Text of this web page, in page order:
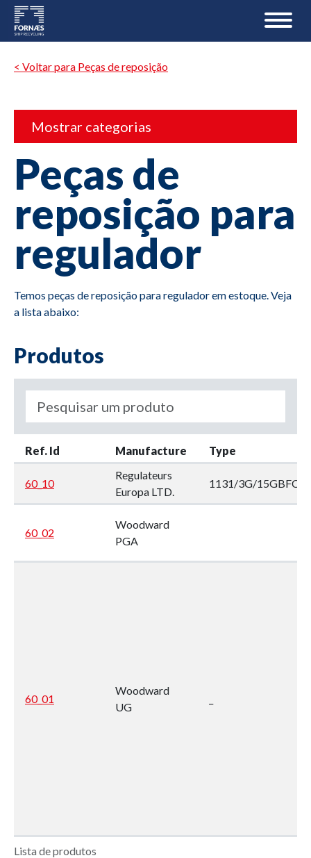
< Voltar para Peças de reposição
Mostrar categorias
Peças de
reposição para
regulador
Temos peças de reposição para regulador em estoque. Veja
a lista abaixo:
Produtos
Lista de produtos
Ref. Id Manufacture Type
60_10
Regulateurs
Europa LTD.
1131/3G/15GBFCC
60_02
Woodward
PGA
60_01
Woodward
UG